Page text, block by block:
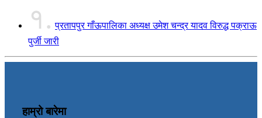
१. प्रतापपुर गाँऊपालिका अध्यक्ष उमेश चन्द्र यादव विरुद्ध पक्राऊ
पुर्जी जारी
हाम्रो बारेमा